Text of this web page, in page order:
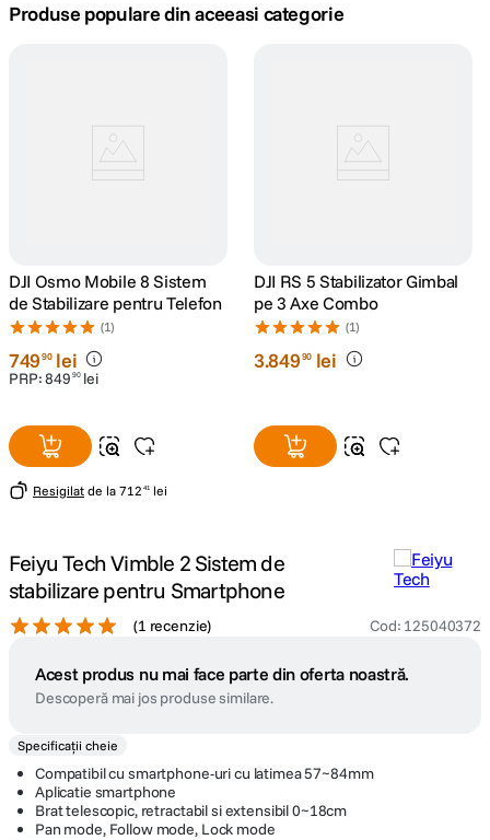
4. peak design
9. insta 360
10. godox
Produse populare din aceeasi categorie
DJI Osmo Mobile 8 Sistem
de Stabilizare pentru Telefon
(1)
74990 lei
PRP:849 90 lei
Resigilat de la 712 41 lei
DJI RS 5 Stabilizator Gimbal
pe 3 Axe Combo
(1)
3.84990 lei
Feiyu Tech Vimble 2 Sistem de
stabilizare pentru Smartphone
(1 recenzie) Cod: 125040372
Acest produs nu mai face parte din oferta noastră.
Descoperă mai jos produse similare.
Specificații cheie
Compatibil cu smartphone-uri cu latimea 57~84mm
Aplicatie smartphone
Brat telescopic, retractabil si extensibil 0~18cm
Pan mode, Follow mode, Lock mode